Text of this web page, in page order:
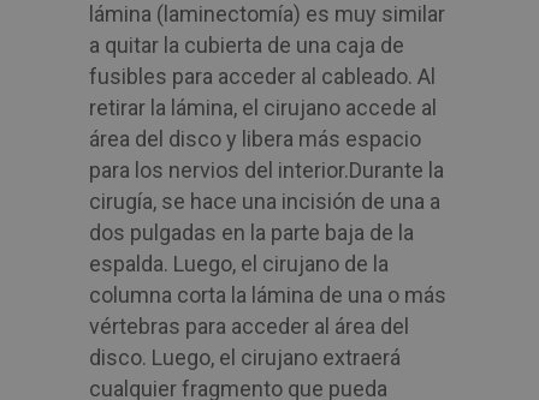
lámina (laminectomía) es muy similar
a quitar la cubierta de una caja de
fusibles para acceder al cableado. Al
retirar la lámina, el cirujano accede al
área del disco y libera más espacio
para los nervios del interior.Durante la
cirugía, se hace una incisión de una a
dos pulgadas en la parte baja de la
espalda. Luego, el cirujano de la
columna corta la lámina de una o más
vértebras para acceder al área del
disco. Luego, el cirujano extraerá
cualquier fragmento que pueda